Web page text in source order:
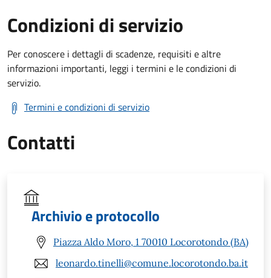
Condizioni di servizio
Per conoscere i dettagli di scadenze, requisiti e altre
informazioni importanti, leggi i termini e le condizioni di
servizio.
Termini e condizioni di servizio
Contatti
Archivio e protocollo
Piazza Aldo Moro, 1 70010 Locorotondo (BA)
leonardo.tinelli@comune.locorotondo.ba.it